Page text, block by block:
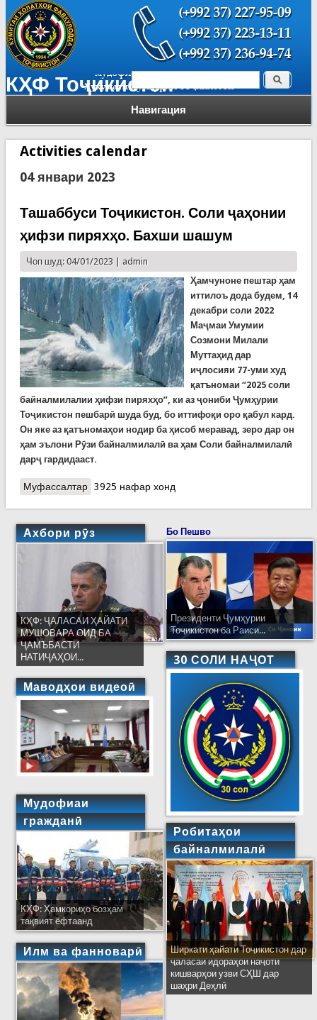
КҲФ Тоҷикистон
Навигация
Форма поиска Поиск
Activities calendar
04 январи 2023
Ташаббуси Тоҷикистон. Соли ҷаҳонии
ҳифзи пиряхҳо. Бахши шашум
Чоп шуд: 04/01/2023 | admin
Ҳамчуноне пештар ҳам
иттилоъ дода будем, 14
декабри соли 2022
Маҷмаи Умумии
Созмони Милали
Муттаҳид дар
иҷлосияи 77-уми худ
қатъномаи “2025 соли
байналмилалии ҳифзи пиряхҳо”, ки аз ҷониби Ҷумҳурии
Тоҷикистон пешбарӣ шуда буд, бо иттифоқи оро қабул кард.
Он яке аз қатъномаҳои нодир ба ҳисоб меравад, зеро дар он
ҳам эълони Рӯзи байналмилалӣ ва ҳам Соли байналмилалӣ
дарҷ гардидааст.
Муфассалтаро Ташаббуси Тоҷикистон. Соли ҷаҳонии ҳифзи
3925 нафар хонд
Ахбори рӯз
КҲФ: ҶАЛАСАИ ҲАЙАТИ
МУШОВАРА ОИД БА
ҶАМЪБАСТИ
НАТИҶАҲОИ...
Маводҳои видеоӣ
Мудофиаи
гражданӣ
КҲФ: Ҳамкориҳо бозҳам
тақвият ёфтаанд
Илм ва фанноварӣ
Бо Пешво
Президенти Ҷумҳурии
Тоҷикистон ба Раиси...
30 СОЛИ НАҶОТ
Робитаҳои
байналмилалӣ
Ширкати ҳайати Тоҷикистон дар
ҷаласаи идораҳои наҷоти
кишварҳои узви СҲШ дар
шаҳри Деҳлӣ